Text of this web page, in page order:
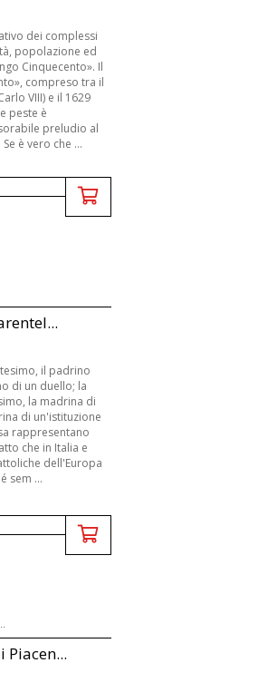
dei complessi
popolazione ed
Cinquecento». Il
compreso tra il
VIII) e il 1629
peste è
preludio al
è vero che ...
il padrino
di un duello; la
la madrina di
di un'istituzione
rappresentano
che in Italia e
dell'Europa
sem ...
Piacen...